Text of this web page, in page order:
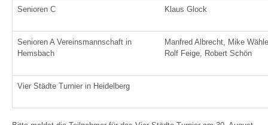
Senioren C Klaus Glock
Senioren A Vereinsmannschaft in
Hemsbach
Manfred Albrecht, Mike
Rolf Feige, Robert Schön
Vier Städte Turnier in Heidelberg